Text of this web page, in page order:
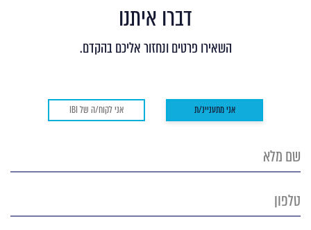
דברו איתנו
השאירו פרטים ונחזור אליכם בהקדם.
אני מתעניינ/ת אני לקוח/ה של IBI
שם
מלא
טלפון